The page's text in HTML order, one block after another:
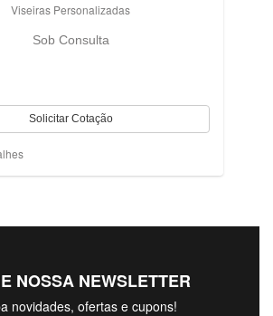
Viseiras Personalizadas
Sob Consulta
NOSSA NEWSLETTER
novidades, ofertas e cupons!